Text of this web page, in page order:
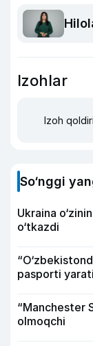
Izohlar
Izoh
So‘nggi
Ukraina
o‘tkazdi
pasporti
“Manchester
olmoqchi